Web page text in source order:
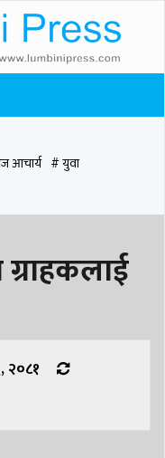
आचार्य # युवा
# कपिलवस्तु
# लुम्बिनी # वर्षा # समृद्धि
# चुन्न पौडेल
२०८१